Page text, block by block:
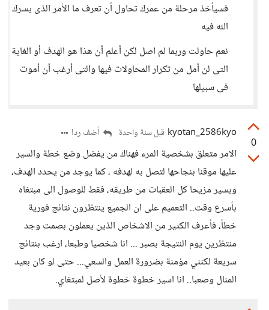
فسيأخذ مرحلة من عمرك تحاول أن تعرف ما الأمر الذى يسرك
الله فيه
نعم حاولت وربما لم اصل لكن أعلم أن هذا هو الهدف أو الغاية
التى لن أمل من تكرار المحاولات فيها والتى أرغب أن أموت
فى سبيلها
0
kyotan_2586kyo قبل سنة واحدة أضف ردا
الامر متعلق بشخصية المرء فهناك من يفضل وضع خطة والسير
عليها موقنا بنجاحها لتصل به لهدفه ، كما يوجد من يحدد الهدف،
ويسير مزيحا كل العقبات من طريقه، فقط للوصول الى مبتغاه
بأسرع وقت.. التعميم على ان الجميع ينتظرون نتائج فورية
خطأ، فأعرف الكثير من الاشخاص الذين يعملون بصمت وجد
منتظرين يوم النتيجة بصبر ... انا شخصيا وطبعا، ارغب بنتائج
سريعة لكنني مؤمنة بضرورة العمل والسعي... حتى لو كان بعيد
المنال وصعبا.. انا اسير خطوة خطوة لأصل لمبتغاي.